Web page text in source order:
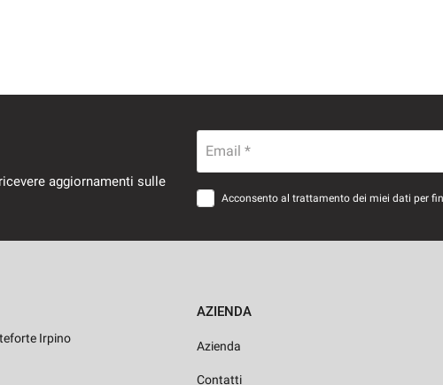
aggiornamenti sulle
Email *
Acconsento al trattamento dei miei dati per
Irpino
AZIENDA
Azienda
Contatti